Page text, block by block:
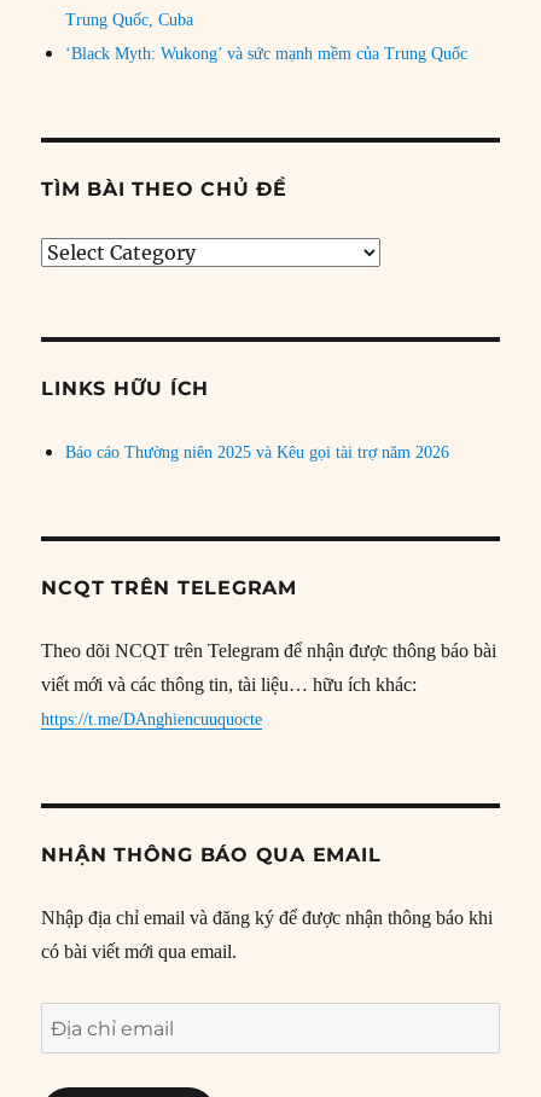
Trung Quốc, Cuba
‘Black Myth: Wukong’ và sức mạnh mềm của Trung Quốc
TÌM BÀI THEO CHỦ ĐỀ
Tìm
đề
LINKS HỮU ÍCH
Báo cáo Thường niên 2025 và Kêu gọi tài trợ năm 2026
NCQT TRÊN TELEGRAM
Theo dõi NCQT trên Telegram để nhận được thông báo bài
viết mới và các thông tin, tài liệu… hữu ích khác:
https://t.me/DAnghiencuuquocte
NHẬN THÔNG BÁO QUA EMAIL
Nhập địa chỉ email và đăng ký để được nhận thông báo khi
có bài viết mới qua email.
Địa
chỉ
email